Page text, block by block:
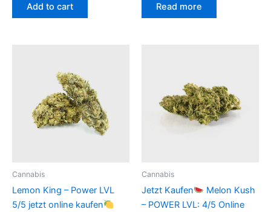
Add to cart Read more
Cannabis
Lemon King – Power LVL
5/5 jetzt online kaufen
Cannabis
Jetzt Kaufen
Melon Kush
– POWER LVL: 4/5 Online